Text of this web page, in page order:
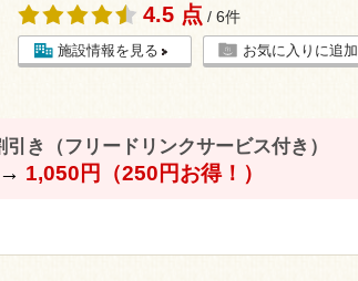
4.5 点 / 6件
施設情報を見る お気に入りに追加
引き（フリードリンクサービス付き）
1,050円（250円お得！）